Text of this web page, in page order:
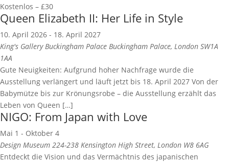
Kostenlos – £30
Queen Elizabeth II: Her Life in Style
10. April 2026 - 18. April 2027
King's Gallery Buckingham Palace Buckingham Palace, London SW1A
1AA
Gute Neuigkeiten: Aufgrund hoher Nachfrage wurde die
Ausstellung verlängert und läuft jetzt bis 18. April 2027 Von der
Babymütze bis zur Krönungsrobe – die Ausstellung erzählt das
Leben von Queen […]
NIGO: From Japan with Love
Mai 1 - Oktober 4
Design Museum 224-238 Kensington High Street, London W8 6AG
Entdeckt die Vision und das Vermächtnis des japanischen